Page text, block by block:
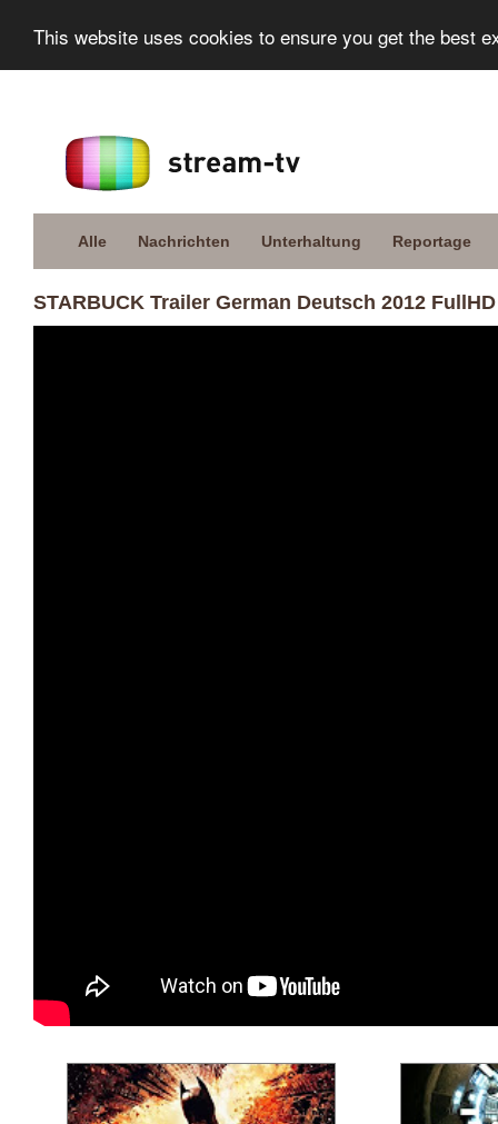
This website uses cookies to ensure you get the best
Alle Nachrichten Unterhaltung Reportage
STARBUCK Trailer German Deutsch 2012 FullHD